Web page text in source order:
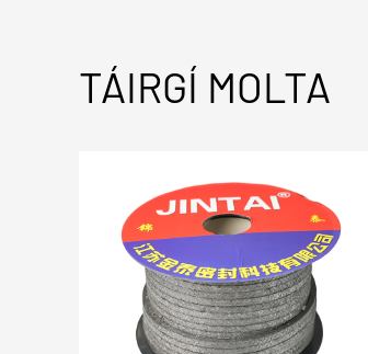
TÁIRGÍ MOLTA